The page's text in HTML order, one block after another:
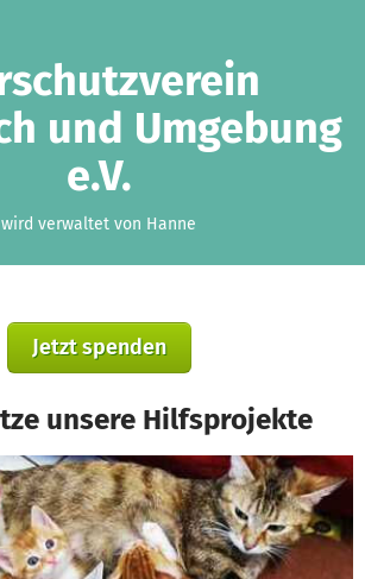
und Umgebung
e.V.
wird verwaltet von Hanne
Jetzt spenden
unsere Hilfsprojekte